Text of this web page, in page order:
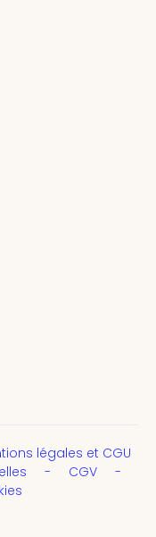
légales et CGU
CGV